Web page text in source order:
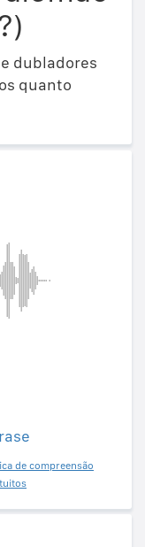
dubladores
quanto
de compreensão